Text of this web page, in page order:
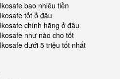
bao nhiêu tiền
tốt ở đâu
chính hãng ở đâu
như nào cho tốt
dưới 5 triệu tốt nhất